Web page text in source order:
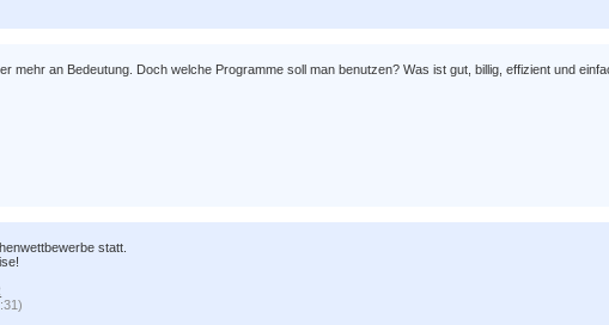
mehr an Bedeutung. Doch welche Programme soll man benutzen? Was ist gut, billig, effizient und
statt.